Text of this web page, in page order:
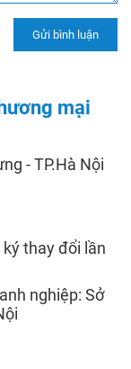
mại
- TP.Hà Nội
thay đổi lần
nghiệp: Sở